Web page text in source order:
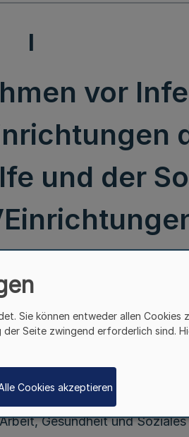
I
vor
und der
Infektionen mit dem SARS-
und der
Gesundheit und Soziales
Sie können entweder allen Cookies
Seite zwingend erforderlich sind.
Cookies akzeptieren